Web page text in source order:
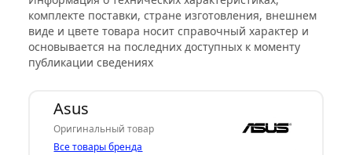
комплекте поставки, стране изготовления, внешнем
виде и цвете товара носит справочный характер и
основывается на последних доступных к моменту
публикации сведениях
Asus
Оригинальный товар
Все товары бренда